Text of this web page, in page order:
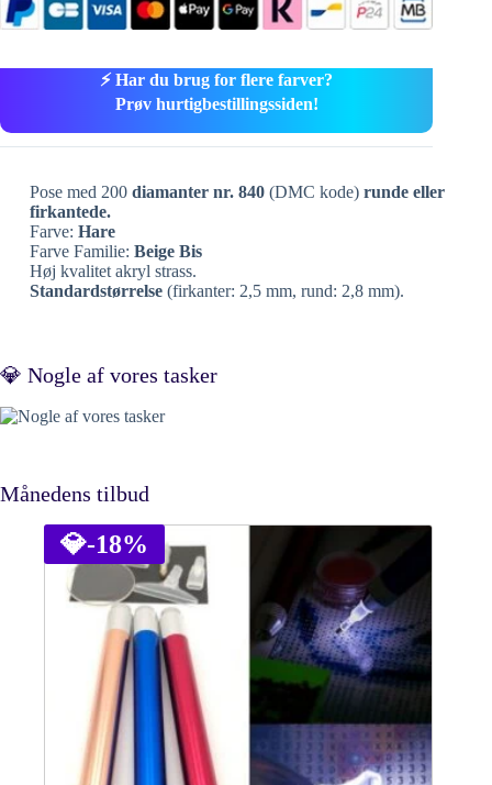
⚡ Har du brug for flere farver?
Prøv hurtigbestillingssiden!
Pose med 200 diamanter nr. 840(DMC kode) runde eller
firkantede.
Farve: Hare
Farve Familie: Beige Bis
Høj kvalitet akryl strass.
Standardstørrelse(firkanter: 2,5 mm, rund: 2,8 mm).
💎 Nogle af vores tasker
Månedens tilbud
💎-18%